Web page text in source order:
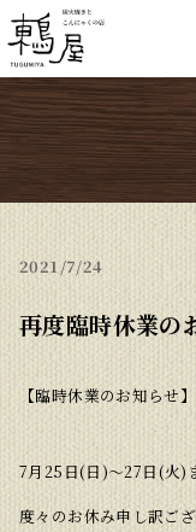
2021 7/24
再度臨時休業の
【臨時休業のお知らせ】
7月25日(日)〜27日(火)
度々のお休み申し訳ござ